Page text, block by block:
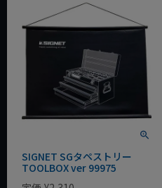
SIGNET SGタペストリー
TOOLBOX ver 99975